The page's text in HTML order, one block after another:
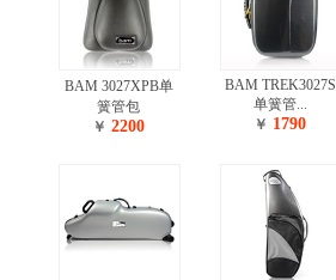
BAM 3027XPB单
簧管包
￥ 2200
BAM TREK3027S
单簧管...
￥ 1790